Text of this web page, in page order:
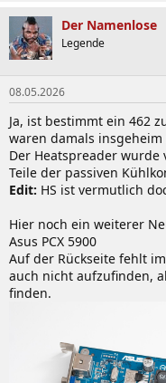
Der Namenlose
Legende
08.05.2026
Ja, ist bestimmt ein 462
waren damals
Der Heatspreader
Teile der passiven
Edit: HS ist vermutlich
Hier noch ein weiterer
Asus PCX 5900
Auf der Rückseite fehlt
auch nicht aufzufinden,
finden.